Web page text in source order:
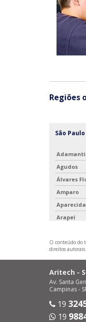
Regiões
São Paulo
Agudos
Álvares
Amparo
Arapeí
Avaí
Barrinha
Bofete
Borebi
Buri
O conteúdo do
direitos autorais.
Aritech -
Av. Santa
Campinas -
19
19